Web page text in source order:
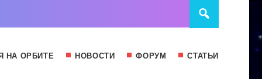
НА ОРБИТЕ НОВОСТИ ФОРУМ СТАТЬИ